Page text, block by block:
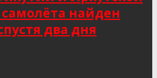
найден
два дня